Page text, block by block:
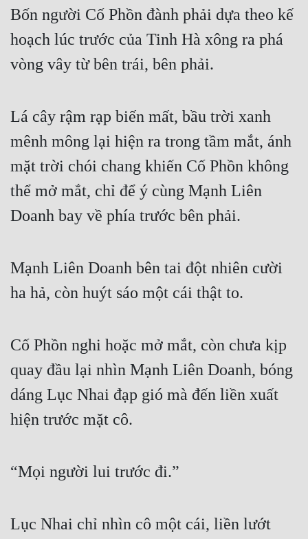
Cơ Trí
Sát Phạt Quyết Đoán
Vô Sỉ
Bốn người Cố Phồn đành phải dựa theo kế
hoạch lúc trước của Tinh Hà xông ra phá
vòng vây từ bên trái, bên phải.
Lá cây rậm rạp biến mất, bầu trời xanh
mênh mông lại hiện ra trong tầm mắt, ánh
mặt trời chói chang khiến Cố Phồn không
thể mở mắt, chỉ để ý cùng Mạnh Liên
Doanh bay về phía trước bên phải.
Mạnh Liên Doanh bên tai đột nhiên cười
ha hả, còn huýt sáo một cái thật to.
Cố Phồn nghi hoặc mở mắt, còn chưa kịp
quay đầu lại nhìn Mạnh Liên Doanh, bóng
dáng Lục Nhai đạp gió mà đến liền xuất
hiện trước mặt cô.
“Mọi người lui trước đi.”
Lục Nhai chỉ nhìn cô một cái, liền lướt